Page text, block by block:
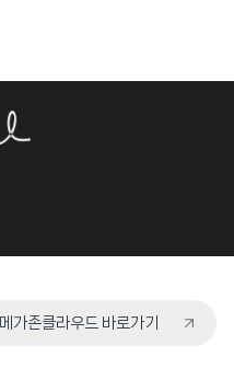
메가존클라우드 바로가기